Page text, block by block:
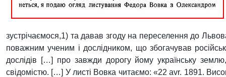
зустрічаємося,1) та давав згоду на переселення до
поважним ученим і дослідником, що збогачував
дослідів […] про завжди дорогу йому українську
свідомістю. […] У листі Вовка читаємо: «22 avr. 1891.